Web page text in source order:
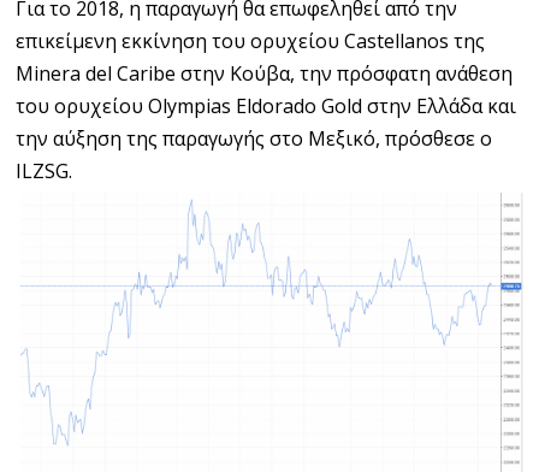
Για το 2018, η παραγωγή θα επωφεληθεί από την
επικείμενη εκκίνηση του ορυχείου Castellanos της
Minera del Caribe στην Κούβα, την πρόσφατη ανάθεση
του ορυχείου Olympias Eldorado Gold στην Ελλάδα και
την αύξηση της παραγωγής στο Μεξικό, πρόσθεσε ο
ILZSG.